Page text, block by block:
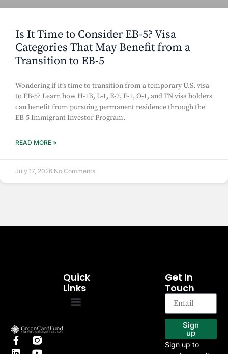
Is It Time to Consider EB-5? Visa
Categories That May Benefit from a
Transition to EB-5
Wondering if it’s time to transition from a temporary U.S. visa
to EB-5? Learn how H-1B, L-1, E-2, F-1, O-1, and TN visa holders
can benefit from pursuing permanent residence through the
EB-5 Immigrant Investor Program.
READ MORE »
July 17, 2026 No Comments
Quick
Links
Get In
Touch
Sign
up
Sign up to